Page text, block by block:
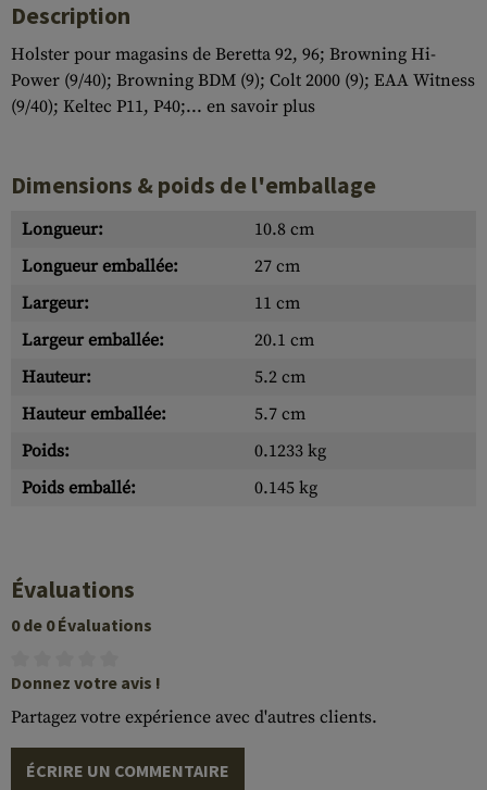
Description
Holster pour magasins de Beretta 92, 96; Browning Hi-
Power (9/40); Browning BDM (9); Colt 2000 (9); EAA Witness
(9/40); Keltec P11, P40;... en savoir plus
Dimensions & poids de l'emballage
Longueur:
10.8 cm
Longueur emballée:
27 cm
Largeur:
11 cm
Largeur emballée:
20.1 cm
Hauteur:
5.2 cm
Hauteur emballée:
5.7 cm
Poids:
0.1233 kg
Poids emballé:
0.145 kg
Évaluations
0 de 0 Évaluations
Donnez votre avis !
Partagez votre expérience avec d'autres clients.
ÉCRIRE UN COMMENTAIRE